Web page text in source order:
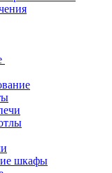
шкафы